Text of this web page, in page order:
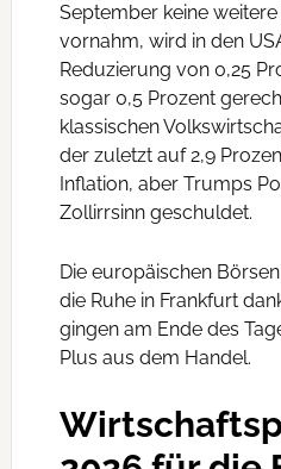
September keine
vornahm, wird in den
Reduzierung von 0,25
sogar 0,5 Prozent
klassischen
der zuletzt auf 2,9
Inflation, aber Trumps
Zollirrsinn geschuldet.
Die europäischen
die Ruhe in Frankfurt
gingen am Ende des
Plus aus dem Handel.